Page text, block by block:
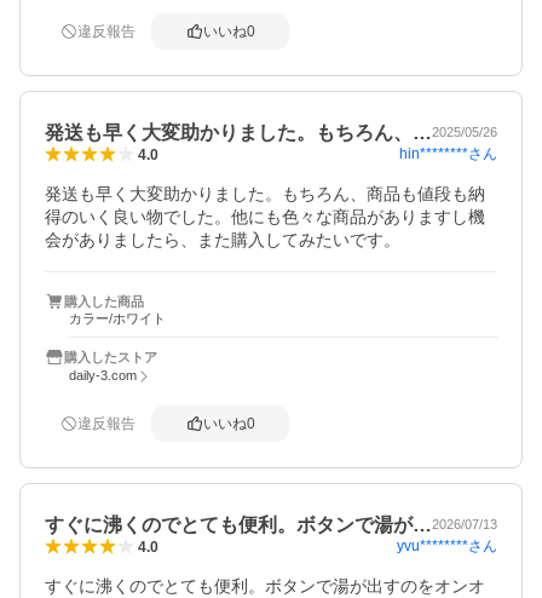
違反報告 いいね0
発送も早く大変助かりました。もちろん、…2025/05/26
4.0 hin********さん
発送も早く大変助かりました。もちろん、商品も値段も納
得のいく良い物でした。他にも色々な商品がありますし機
会がありましたら、また購入してみたいです。
購入した商品
カラー/ホワイト
購入したストア
daily-3.com
違反報告 いいね0
すぐに沸くのでとても便利。ボタンで湯が…2026/07/13
4.0 yvu********さん
すぐに沸くのでとても便利。ボタンで湯が出すのをオンオ